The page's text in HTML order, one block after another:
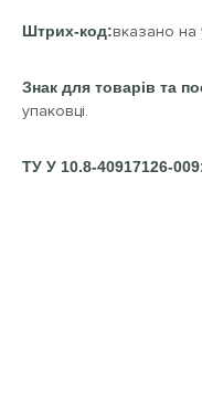
Штрих-код:вказано на
Знак для товарів та
упаковці.
ТУ У 10.8-40917126-